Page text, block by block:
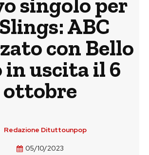
ABC
con Bello
in uscita il 6
ottobre
Redazione Dituttounpop
05/10/2023